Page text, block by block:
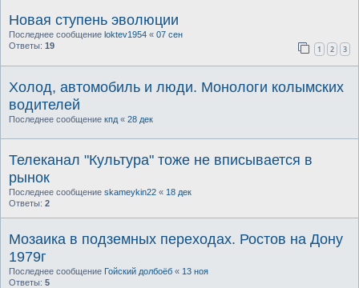
Новая ступень эволюции
Последнее сообщение loktev1954 « 07 сен
Ответы: 19 1 2 3
Холод, автомобиль и люди. Монологи колымских
водителей
Последнее сообщение кпд « 28 дек
Телеканал "Культура" тоже не вписывается в
рынок
Последнее сообщение skameykin22 « 18 дек
Ответы: 2
Мозаика в подземных переходах. Ростов на Дону
1979г
Последнее сообщение Гойский долбоёб « 13 ноя
Ответы: 5